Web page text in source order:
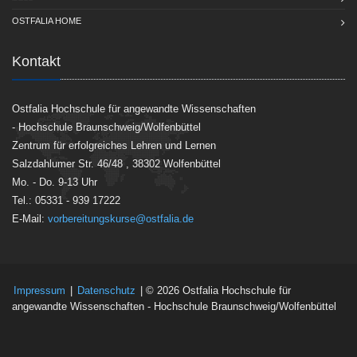
OSTFALIA HOME
Kontakt
Ostfalia Hochschule für angewandte Wissenschaften
- Hochschule Braunschweig/Wolfenbüttel
Zentrum für erfolgreiches Lehren und Lernen
Salzdahlumer Str. 46/48 , 38302 Wolfenbüttel
Mo. - Do. 9-13 Uhr
Tel.: 05331 - 939 17222
E-Mail: vorbereitungskurse@ostfalia.de
Impressum Datenschutz
| © 2026 Ostfalia Hochschule für
angewandte Wissenschaften - Hochschule Braunschweig/Wolfenbüttel